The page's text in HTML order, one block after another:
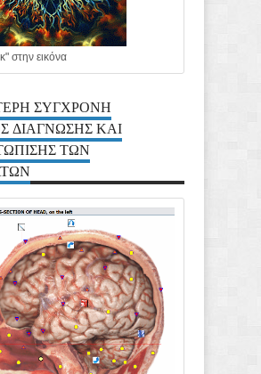
στην εικόνα
ΣΥΓΧΡΟΝΗ
ΔΙΑΓΝΩΣΗΣ ΚΑΙ
ΤΩΝ